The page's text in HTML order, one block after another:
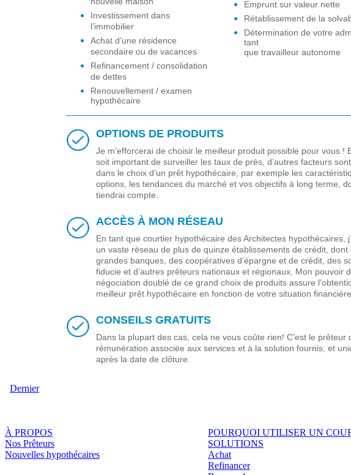
Investissement dans
l’immobilier
Achat d’une résidence
secondaire ou de vacances
Refinancement / consolidation
de dettes
Renouvellement / examen
hypothécaire
Emprunt sur valeur nette
Rétablissement de la
Détermination de votre
tant
que travailleur autonome
OPTIONS DE PRODUITS
Je m’efforcerai de choisir le meilleur produit possible pour vous !
soit important de surveiller les taux de près, d’autres facteurs
dans le choix d’un prêt hypothécaire, par exemple les
options, les tendances du marché et vos objectifs à long terme,
tiendrai compte.
ACCÈS À MON RÉSEAU
En tant que courtier hypothécaire des Architectes hypothécaires,
un vaste réseau de plus de quinze établissements de crédit, dont
grandes banques, des coopératives d’épargne et de crédit, des
fiducie et d’autres prêteurs nationaux et régionaux. Mon pouvoir
négociation doublé de ce grand choix de produits assure
meilleur prêt hypothécaire en fonction de votre situation
CONSEILS GRATUITS
Dans la plupart des cas, cela ne vous coûte rien! C’est le prêteur
rémunération associée aux services et à la solution fournis, et
après la date de clôture.
Dernier
À PROPOS
Nos Prêteurs
Nouvelles hypothécaires
POURQUOI UTILISER UN
SOLUTIONS
Achat
Refinancer